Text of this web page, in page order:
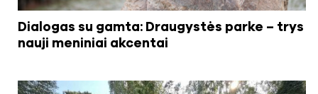
Dialogas su gamta: Draugystės parke – trys
nauji meniniai akcentai